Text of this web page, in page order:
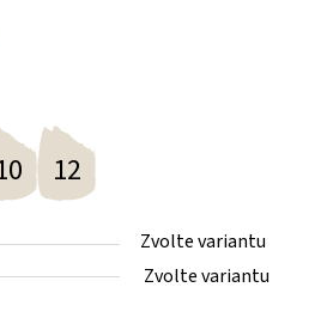
12
Zvolte variantu
Zvolte variantu